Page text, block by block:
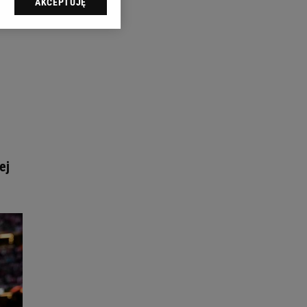
sp. z o.o., jej
swoje preferencje
celów identyfikacji.